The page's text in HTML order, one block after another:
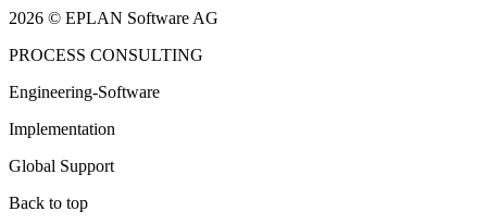
2026 © EPLAN Software AG
PROCESS CONSULTING
Engineering-Software
Implementation
Global Support
Back to top